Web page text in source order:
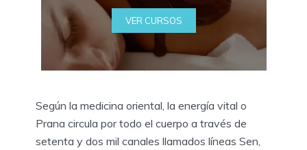
VER CURSOS
Según la medicina oriental, la energía vital o
Prana circula por todo el cuerpo a través de
setenta y dos mil canales llamados líneas Sen,